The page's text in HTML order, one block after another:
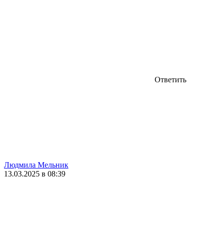
Ответить
Людмила Мельник
13.03.2025 в 08:39